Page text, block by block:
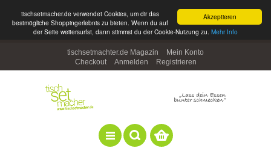
Akzeptieren
tischsetmacher.de verwendet Cookies, um dir das
bestmögliche Shoppingerlebnis zu bieten. Wenn du auf
der Seite weitersurfst, dann stimmst du der Cookie-Nutzung zu. Mehr Info
tischsetmachter.de Magazin
Mein Konto
Checkout
Anmelden Registrieren